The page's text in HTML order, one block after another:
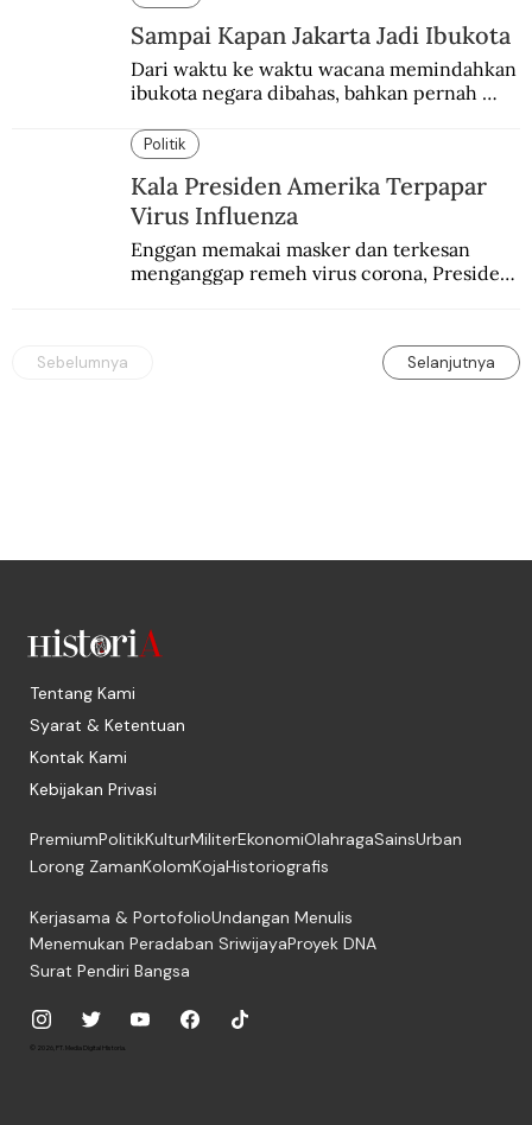
Sampai Kapan Jakarta Jadi Ibukota
Dari waktu ke waktu wacana memindahkan
ibukota negara dibahas, bahkan pernah
Politik
Kala Presiden Amerika Terpapar
Virus Influenza
Enggan memakai masker dan terkesan
menganggap remeh virus corona, Presiden
Woodrow Wilson, yang terkena Flu Spanyol.
Sebelumnya Selanjutnya
Tentang Kami
Syarat & Ketentuan
Kontak Kami
Kebijakan Privasi
PremiumPolitikKulturMiliterEkonomiOlahragaSainsUrban
Lorong ZamanKolomKojaHistoriografis
Kerjasama & PortofolioUndangan Menulis
Menemukan Peradaban SriwijayaProyek DNA
Surat Pendiri Bangsa
© 2026, PT. Media Digital Historia.